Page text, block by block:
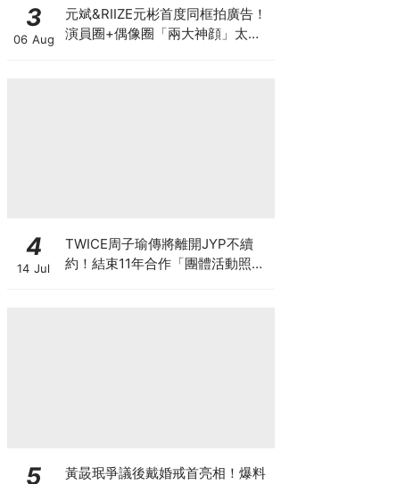
3
06 Aug
元斌&RIIZE元彬首度同框拍廣告！
演員圈+偶像圈「兩大神顔」太養
4
14 Jul
TWICE周子瑜傳將離開JYP不續
約！結束11年合作「團體活動照
5
黃晸珉爭議後戴婚戒首亮相！爆料